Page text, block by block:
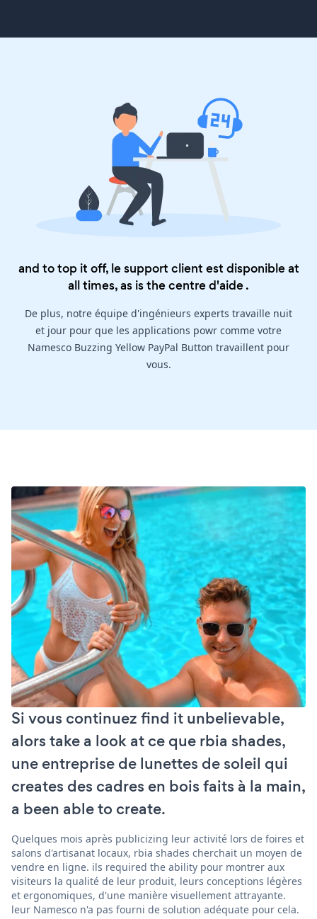
and to top it off, le support client est disponible at
all times, as is thecentre d'aide.
De plus, notre équipe d'ingénieurs experts travaille nuit
et jour pour que les applications powr comme votre
Namesco Buzzing Yellow PayPal Button travaillent pour
vous.
Si vous continuez find it unbelievable,
alors take a look at ce que rbia shades,
une entreprise de lunettes de soleil qui
creates des cadres en bois faits à la main,
a been able to create.
Quelques mois après publicizing leur activité lors de foires et
salons d'artisanat locaux, rbia shades cherchait un moyen de
vendre en ligne. ils required the ability pour montrer aux
visiteurs la qualité de leur produit, leurs conceptions légères
et ergonomiques, d'une manière visuellement attrayante.
leur Namesco n'a pas fourni de solution adéquate pour cela.